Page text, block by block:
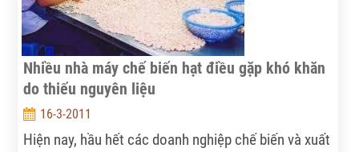
Nhiều nhà máy chế biến hạt điều gặp khó khăn
do thiếu nguyên liệu
16-3-2011
Hiện nay, hầu hết các doanh nghiệp chế biến và xuất